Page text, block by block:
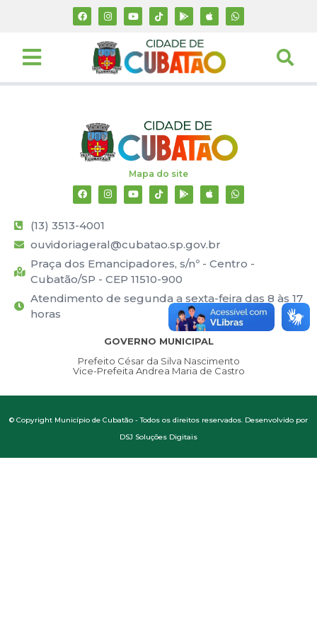
Mapa do site
(13) 3513-4001
ouvidoriageral@cubatao.sp.gov.br
Praça dos Emancipadores, s/nº - Centro -
Cubatão/SP - CEP 11510-900
Atendimento de segunda a sexta-feira das 8 às 17
horas
GOVERNO MUNICIPAL
Prefeito César da Silva Nascimento
Vice-Prefeita Andrea Maria de Castro
© Copyright Município de Cubatão - Todos os direitos reservados. Desenvolvido por
DSJ Soluções Digitais